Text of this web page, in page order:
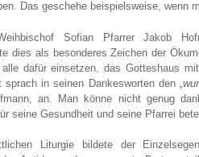
Das geschehe beispielsweise, wenn
Sofian Pfarrer Jakob
dies als besonderes Zeichen der
dafür einsetzen, das Gotteshaus
sprach in seinen Dankesworten den
an. Man könne nicht genug
seine Gesundheit und seine Pfarrei
Liturgie bildete der